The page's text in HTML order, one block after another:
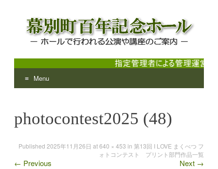
幕別町百年記念ホール
ホールで行われる公演や講座のご案内
Menu
content
photocontest2025 (48)
Published 2025年11月26日 at640 × 453 in 第13回 I LOVE まくべつ フ
ォトコンテスト プリント部門作品一覧
← Previous Next →